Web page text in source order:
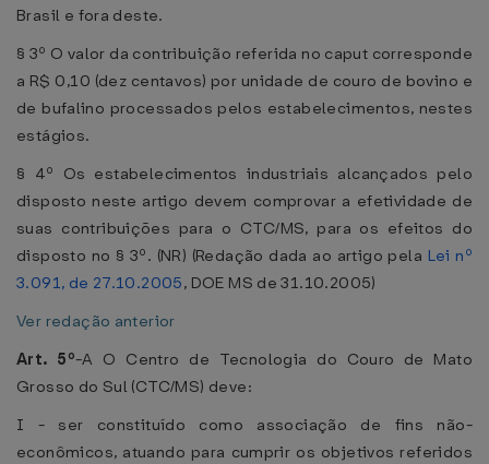
Brasil e fora deste.
§ 3º O valor da contribuição referida no caput corresponde
a R$ 0,10 (dez centavos) por unidade de couro de bovino e
de bufalino processados pelos estabelecimentos, nestes
estágios.
§ 4º Os estabelecimentos industriais alcançados pelo
disposto neste artigo devem comprovar a efetividade de
suas contribuições para o CTC/MS, para os efeitos do
disposto no § 3º. (NR) (Redação dada ao artigo pela Lei nº
3.091, de 27.10.2005, DOE MS de 31.10.2005)
Ver redação anterior
Art. 5º-A O Centro de Tecnologia do Couro de Mato
Grosso do Sul (CTC/MS) deve:
I - ser constituído como associação de fins não-
econômicos, atuando para cumprir os objetivos referidos